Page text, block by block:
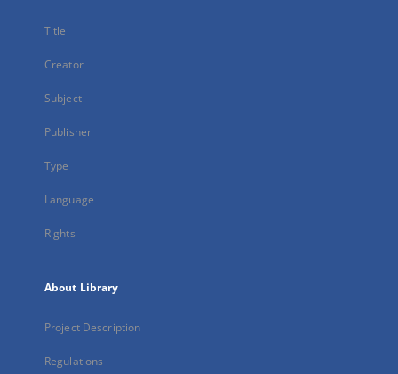
Title
Creator
Subject
Publisher
Type
Language
Rights
About Library
Project Description
Regulations